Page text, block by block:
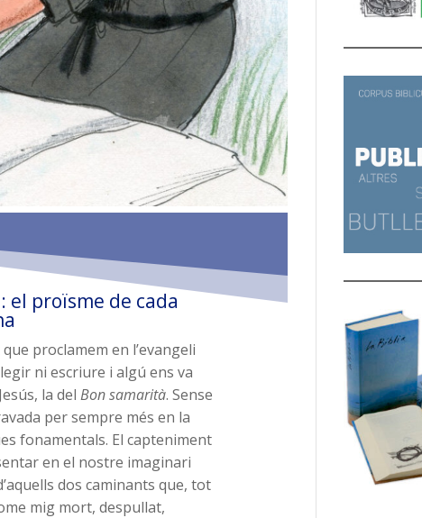
el proïsme de cada
proclamem en l’evangeli
ni escriure i algú ens va
la del Bon samarità. Sense
per sempre més en la
fonamentals. El capteniment
en el nostre imaginari
dos caminants que, tot
mig mort, despullat,